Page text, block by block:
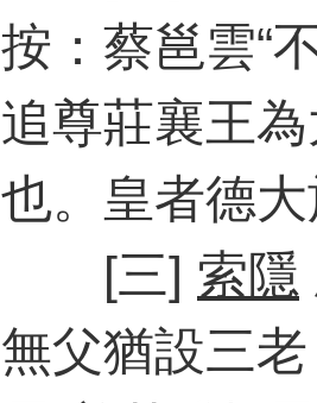
按：蔡邕雲“
追尊莊襄王
也。皇者德
[三] 索隱
無父猶設三